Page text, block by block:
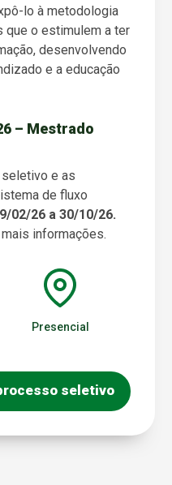
lo à metodologia
que o estimulem a ter
desenvolvendo
e a educação
– Mestrado
e as
de fluxo
02/26 a 30/10/26.
informações.
Presencial
seletivo